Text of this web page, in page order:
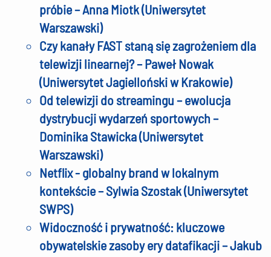
próbie – Anna Miotk (Uniwersytet
Warszawski)
Czy kanały FAST staną się zagrożeniem dla
telewizji linearnej? – Paweł Nowak
(Uniwersytet Jagielloński w Krakowie)
Od telewizji do streamingu – ewolucja
dystrybucji wydarzeń sportowych –
Dominika Stawicka (Uniwersytet
Warszawski)
Netflix - globalny brand w lokalnym
kontekście – Sylwia Szostak (Uniwersytet
SWPS)
Widoczność i prywatność: kluczowe
obywatelskie zasoby ery datafikacji – Jakub